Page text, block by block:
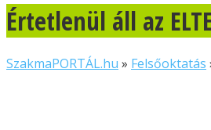
Értetlenül áll az
SzakmaPORTÁL.hu » Felsőoktatás